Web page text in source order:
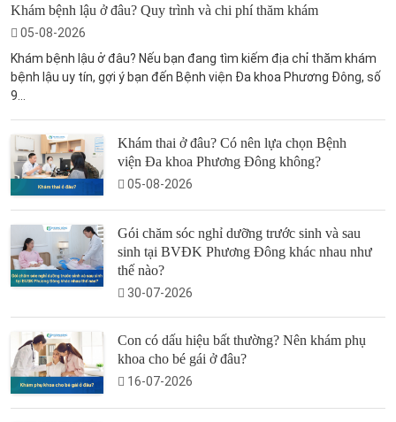
Khám bệnh lậu ở đâu? Quy trình và chi phí thăm khám
05-08-2026
Khám bệnh lậu ở đâu? Nếu bạn đang tìm kiếm địa chỉ thăm khám
bệnh lậu uy tín, gợi ý bạn đến Bệnh viện Đa khoa Phương Đông, số
9...
Khám thai ở đâu? Có nên lựa chọn Bệnh
viện Đa khoa Phương Đông không?
05-08-2026
Gói chăm sóc nghỉ dưỡng trước sinh và sau
sinh tại BVĐK Phương Đông khác nhau như
thế nào?
30-07-2026
Con có dấu hiệu bất thường? Nên khám phụ
khoa cho bé gái ở đâu?
16-07-2026